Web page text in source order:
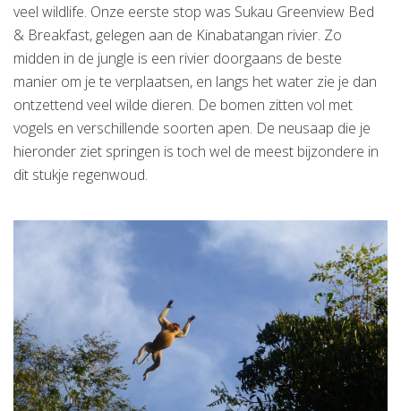
veel wildlife. Onze eerste stop was Sukau Greenview Bed
& Breakfast, gelegen aan de Kinabatangan rivier. Zo
midden in de jungle is een rivier doorgaans de beste
manier om je te verplaatsen, en langs het water zie je dan
ontzettend veel wilde dieren. De bomen zitten vol met
vogels en verschillende soorten apen. De neusaap die je
hieronder ziet springen is toch wel de meest bijzondere in
dit stukje regenwoud.